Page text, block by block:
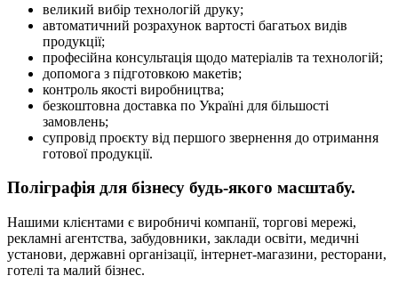
великий вибір технологій друку;
автоматичний розрахунок вартості багатьох видів
продукції;
професійна консультація щодо матеріалів та технологій;
допомога з підготовкою макетів;
контроль якості виробництва;
безкоштовна доставка по Україні для більшості
замовлень;
супровід проєкту від першого звернення до отримання
готової продукції.
Поліграфія для бізнесу будь-якого масштабу.
Нашими клієнтами є виробничі компанії, торгові мережі,
рекламні агентства, забудовники, заклади освіти, медичні
установи, державні організації, інтернет-магазини, ресторани,
готелі та малий бізнес.